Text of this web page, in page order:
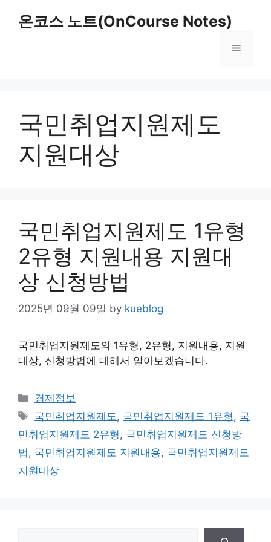
온코스 노트(OnCourse Notes)
Menu
국민취업지원제도
지원대상
국민취업지원제도 1유형
2유형 지원내용 지원대
상 신청방법
2025년 09월 09일 by kueblog
국민취업지원제도의 1유형, 2유형, 지원내용, 지원
대상, 신청방법에 대해서 알아보겠습니다.
Categories
경제정보
Tags
국민취업지원제도 , 국민취업지원제도 1유형 , 국
민취업지원제도 2유형 , 국민취업지원제도 신청방
법 , 국민취업지원제도 지원내용, 국민취업지원제도
지원대상